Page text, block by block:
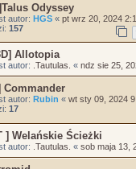
Odyssey
autor: HGS « pt wrz 20, 2024
157
Allotopia
autor: .Tautulas. « ndz sie 25,
Commander
autor: Rubin « wt sty 09, 2024
17
] Welańskie Ścieżki
autor: .Tautulas. « sob maja 13,